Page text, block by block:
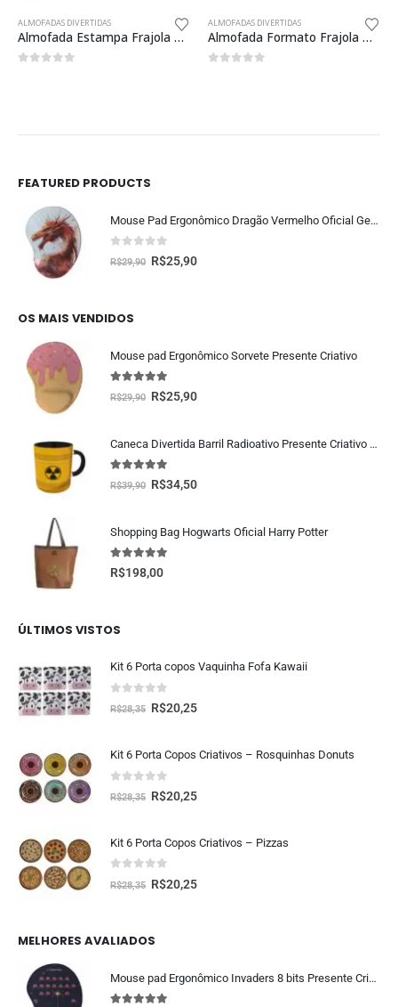
ALMOFADAS DIVERTIDAS
Almofada Estampa Frajola Oficial Looney Tunes 40x40cm
ALMOFADAS DIVERTIDAS
Almofada Formato Frajola Oficial Looney Tunes 27x35x12cm
FEATURED PRODUCTS
Mouse Pad Ergonômico Dragão Vermelho Oficial Geek Vip
fora de 5
R$29,90 R$25,90
OS MAIS VENDIDOS
Mouse pad Ergonômico Sorvete Presente Criativo
5.00 fora de 5
R$29,90 R$25,90
Caneca Divertida Barril Radioativo Presente Criativo Geek
5.00 fora de 5
R$39,90 R$34,50
Shopping Bag Hogwarts Oficial Harry Potter
5.00 fora de 5
R$198,00
ÚLTIMOS VISTOS
Kit 6 Porta copos Vaquinha Fofa Kawaii
fora de 5
R$28,35 R$20,25
Kit 6 Porta Copos Criativos – Rosquinhas Donuts
fora de 5
R$28,35 R$20,25
Kit 6 Porta Copos Criativos – Pizzas
fora de 5
R$28,35 R$20,25
MELHORES AVALIADOS
Mouse pad Ergonômico Invaders 8 bits Presente Criativo Geek